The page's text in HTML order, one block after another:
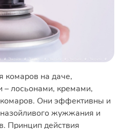
комаров на даче,
– лосьонами, кремами,
Они эффективны и
жужжания и
Принцип действия